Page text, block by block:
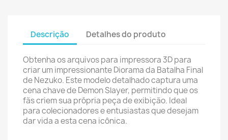
Descrição Detalhes do produto
Obtenha os arquivos para impressora 3D para
criar um impressionante Diorama da Batalha Final
de Nezuko. Este modelo detalhado captura uma
cena chave de Demon Slayer, permitindo que os
fãs criem sua própria peça de exibição. Ideal
para colecionadores e entusiastas que desejam
dar vida a esta cena icônica.